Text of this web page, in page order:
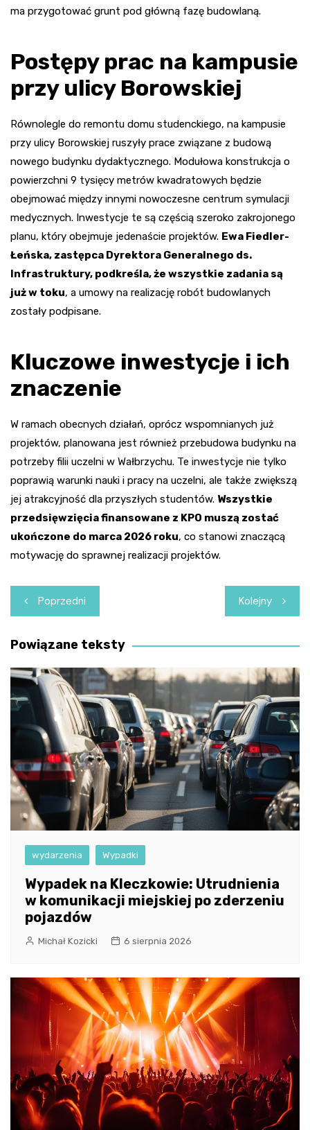
ma przygotować grunt pod główną fazę budowlaną.
Postępy prac na kampusie
przy ulicy Borowskiej
Równolegle do remontu domu studenckiego, na kampusie
przy ulicy Borowskiej ruszyły prace związane z budową
nowego budynku dydaktycznego. Modułowa konstrukcja o
powierzchni 9 tysięcy metrów kwadratowych będzie
obejmować między innymi nowoczesne centrum symulacji
medycznych. Inwestycje te są częścią szeroko zakrojonego
planu, który obejmuje jedenaście projektów. Ewa Fiedler-
Łeńska, zastępca Dyrektora Generalnego ds.
Infrastruktury, podkreśla, że wszystkie zadania są
już w toku, a umowy na realizację robót budowlanych
zostały podpisane.
Kluczowe inwestycje i ich
znaczenie
W ramach obecnych działań, oprócz wspomnianych już
projektów, planowana jest również przebudowa budynku na
potrzeby filii uczelni w Wałbrzychu. Te inwestycje nie tylko
poprawią warunki nauki i pracy na uczelni, ale także zwiększą
jej atrakcyjność dla przyszłych studentów. Wszystkie
przedsięwzięcia finansowane z KPO muszą zostać
ukończone do marca 2026 roku, co stanowi znaczącą
motywację do sprawnej realizacji projektów.
Nawigacja
wpisu
Poprzedni Kolejny
Powiązane teksty
wydarzenia Wypadki
Wypadek na Kleczkowie: Utrudnienia
w komunikacji miejskiej po zderzeniu
pojazdów
Michał Kozicki 6 sierpnia 2026